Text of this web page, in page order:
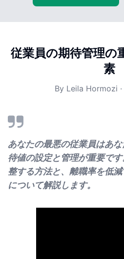
従業員の期待管理の
素
By Leila Hormozi ·
あなたの最悪の従業員はあ
待値の設定と管理が重要で
整する方法と、離職率を低
について解説します。